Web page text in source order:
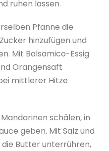
ruhen lassen.
Pfanne die
hinzufügen und
Mit Balsamico-Essig
Orangensaft
mittlerer Hitze
schälen, in
geben. Mit Salz und
Butter unterrühren,